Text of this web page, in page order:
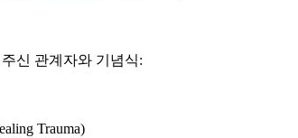
신 관계자와 기념식:
Trauma)